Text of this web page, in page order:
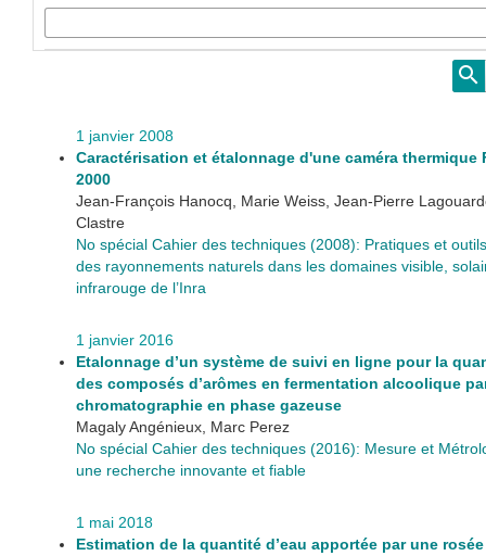
1 janvier 2008
Caractérisation et étalonnage d'une caméra thermique
2000
Jean-François Hanocq, Marie Weiss, Jean-Pierre
Clastre
No spécial Cahier des techniques (2008): Pratiques et
des rayonnements naturels dans les domaines visible,
infrarouge de l’Inra
1 janvier 2016
Etalonnage d’un système de suivi en ligne pour la
des composés d’arômes en fermentation alcoolique
chromatographie en phase gazeuse
Magaly Angénieux, Marc Perez
No spécial Cahier des techniques (2016): Mesure et
une recherche innovante et fiable
1 mai 2018
Estimation de la quantité d’eau apportée par une rosée